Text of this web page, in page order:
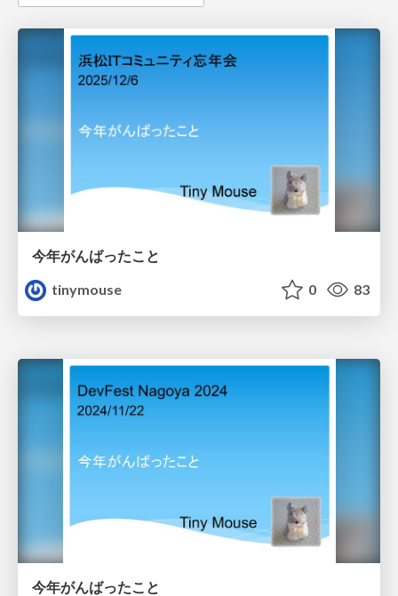
今年がんばったこと
tinymouse
0 83
今年がんばったこと